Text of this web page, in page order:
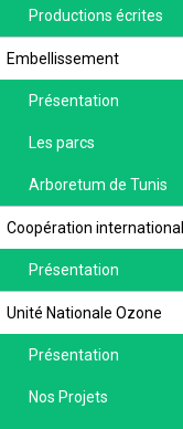
Productions écrites
Embellissement
Présentation
Les parcs
Arboretum de Tunis
Coopération
Présentation
Unité Nationale Ozone
Présentation
Nos Projets